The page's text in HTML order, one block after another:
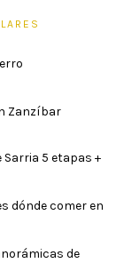
Zanzíbar
Sarria 5 etapas +
dónde comer en
de